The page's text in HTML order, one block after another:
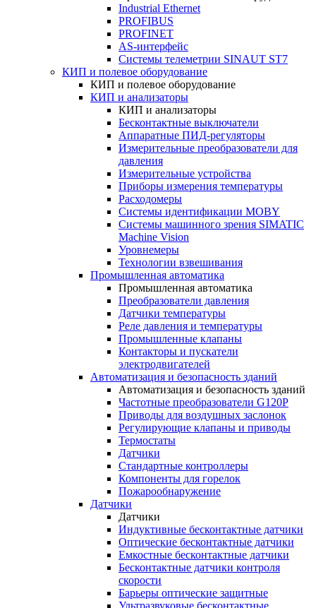
Industrial Ethernet
PROFIBUS
PROFINET
AS-интерфейс
Системы телеметрии SINAUT ST7
КИП и полевое оборудование
КИП и полевое оборудование
КИП и анализаторы
КИП и анализаторы
Бесконтактные выключатели
Аппаратные ПИД-регуляторы
Измерительные преобразователи для
давления
Измерительные устройства
Приборы измерения температуры
Расходомеры
Системы идентификации MOBY
Системы машинного зрения SIMATIC
Machine Vision
Уровнемеры
Технологии взвешивания
Промышленная автоматика
Промышленная автоматика
Преобразователи давления
Датчики температуры
Реле давления и температуры
Промышленные клапаны
Контакторы и пускатели
электродвигателей
Автоматизация и безопасность зданий
Автоматизация и безопасность зданий
Частотные преобразователи G120P
Приводы для воздушных заслонок
Регулирующие клапаны и приводы
Термостаты
Датчики
Стандартные контроллеры
Компоненты для горелок
Пожарообнаружение
Датчики
Датчики
Индуктивные бесконтактные датчики
Оптические бесконтактные датчики
Емкостные бесконтактные датчики
Бесконтактные датчики контроля
скорости
Барьеры оптические защитные
Ультразвуковые бесконтактные